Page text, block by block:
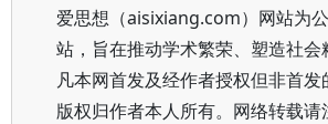
爱思想（aisixiang.com）网站为
站，旨在推动学术繁荣、塑造社会
凡本网首发及经作者授权但非首发
版权归作者本人所有。网络转载请